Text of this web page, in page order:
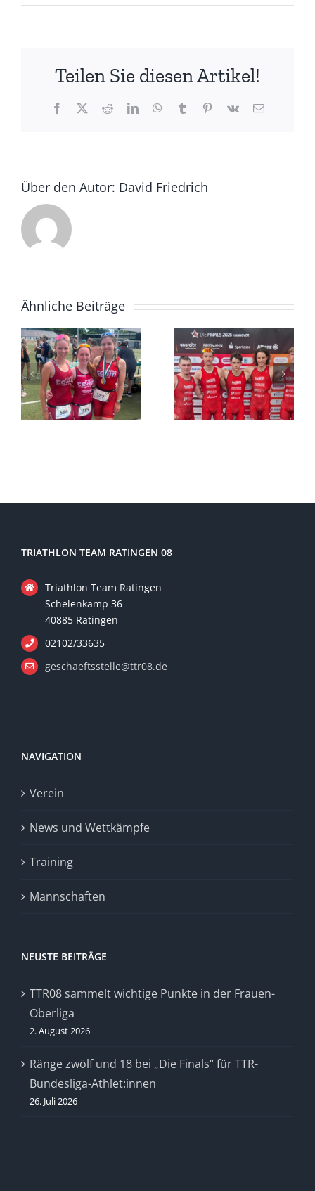
18.
Teilen Sie diesen Artikel!
Facebook
X RedditLinkedInWhatsApp
TumblrPinterest
Vk
E-
Über den Autor: David Friedrich
Ähnliche Beiträge
TRIATHLON TEAM RATINGEN 08
Triathlon Team Ratingen
Schelenkamp 36
40885 Ratingen
02102/33635
geschaeftsstelle@ttr08.de
NAVIGATION
Verein
News und Wettkämpfe
Training
Mannschaften
NEUSTE BEITRÄGE
TTR08 sammelt wichtige Punkte in der Frauen-
Oberliga
2. August 2026
Ränge zwölf und 18 bei „Die Finals“ für TTR-
Bundesliga-Athlet:innen
26. Juli 2026